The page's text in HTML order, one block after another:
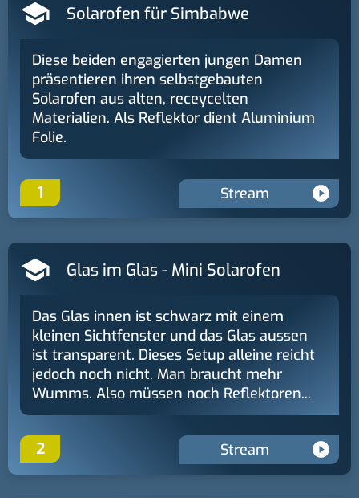
Solarofen für Simbabwe
Diese beiden engagierten jungen Damen
präsentieren ihren selbstgebauten
Solarofen aus alten, receycelten
Materialien. Als Reflektor dient Aluminium
Folie.
1 Stream
Glas im Glas - Mini Solarofen
Das Glas innen ist schwarz mit einem
kleinen Sichtfenster und das Glas aussen
ist transparent. Dieses Setup alleine reicht
jedoch noch nicht. Man braucht mehr
Wumms. Also müssen noch Reflektoren...
2 Stream